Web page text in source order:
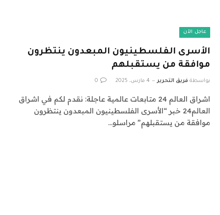
عاجل الآن
الأسرى الفلسطينيون المبعدون ينتظرون
موافقة من يستقبلهم
بواسطة فريق التحرير 4 مارس، 2025 0
اشراق العالم 24 متابعات عالمية عاجلة: نقدم لكم في اشراق
العالم24 خبر “الأسرى الفلسطينيون المبعدون ينتظرون
موافقة من يستقبلهم” مراسلو…